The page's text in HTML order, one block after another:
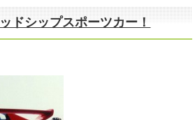
ドシップスポーツカー！